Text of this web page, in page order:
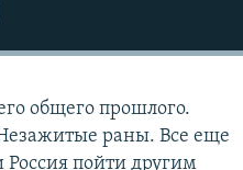
общего прошлого.
раны. Все еще
пойти другим